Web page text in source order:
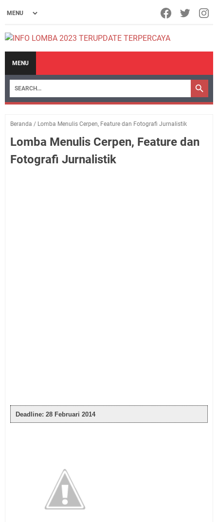
MENU
Beranda / Lomba Menulis Cerpen, Feature dan Fotografi Jurnalistik
Lomba Menulis Cerpen, Feature dan
Fotografi Jurnalistik
Deadline: 28 Februari 2014